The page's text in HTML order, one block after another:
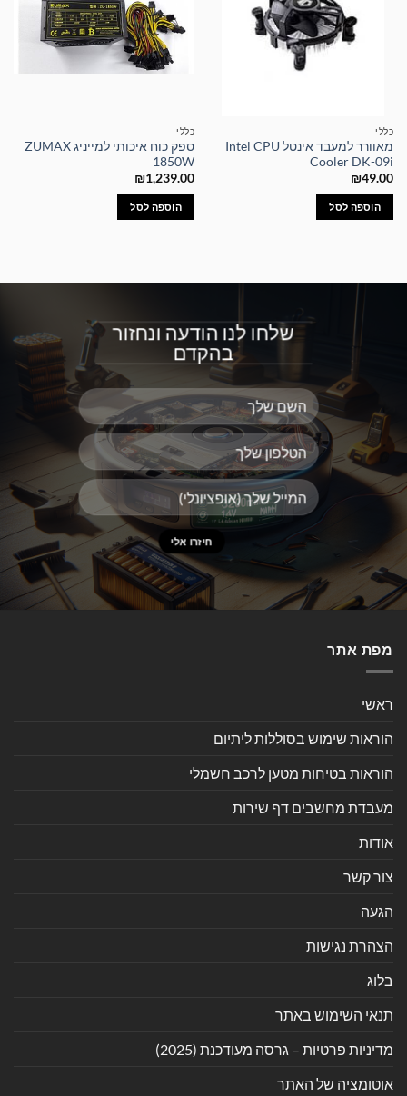
כללי
מאוורר למעבד אינטל Intel CPU
Cooler DK-09i
₪49.00
הוספה לסל
כללי
ספק כוח איכותי למייניג ZUMAX
1850W
₪1,239.00
הוספה לסל
שלחו לנו הודעה ונחזור
בהקדם
מפת אתר
ראשי
הוראות שימוש בסוללות ליתיום
הוראות בטיחות מטען לרכב חשמלי
מעבדת מחשבים דף שירות
אודות
צור קשר
הגעה
הצהרת נגישות
בלוג
תנאי השימוש באתר
מדיניות פרטיות – גרסה מעודכנת (2025)
אוטומציה של האתר